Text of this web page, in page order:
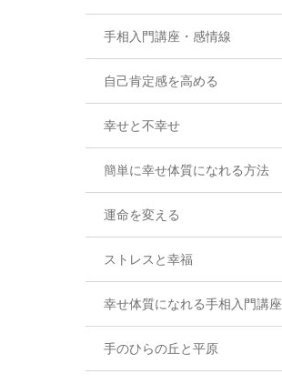
手相入門講座・感情線
自己肯定感を高める
幸せと不幸せ
簡単に幸せ体質になれる方法
運命を変える
ストレスと幸福
幸せ体質になれる手相入門講座
手のひらの丘と平原